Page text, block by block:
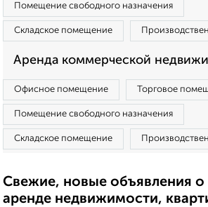
Помещение свободного назначения
Складское помещение
Аренда коммерческой
Офисное помещение Торговое
Помещение свободного назначения
Складское помещение
Свежие, новые объявления
аренде недвижимости,